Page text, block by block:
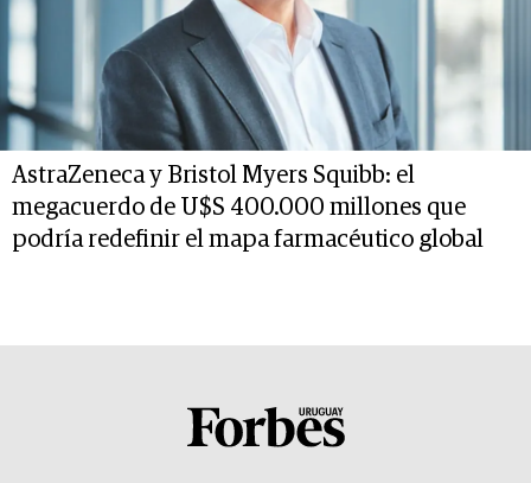
AstraZeneca y Bristol Myers Squibb: el
megacuerdo de U$S 400.000 millones que
podría redefinir el mapa farmacéutico global